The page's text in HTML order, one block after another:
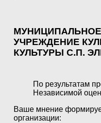
УЧРЕЖДЕНИЕ
КУЛЬТУРЫ С.П.
По результатам
Независимой
Ваше мнение
организации: